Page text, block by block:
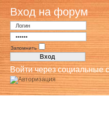
Вход на форум
Запомнить
Войти через социальные